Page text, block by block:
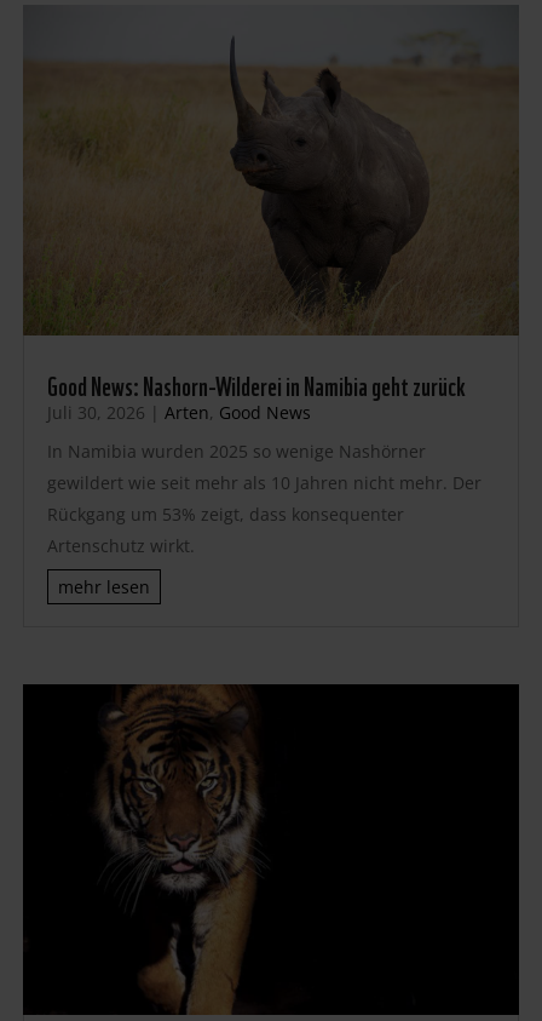
Good News: Nashorn-Wilderei in Namibia geht zurück
Juli 30, 2026 | Arten, Good News
In Namibia wurden 2025 so wenige Nashörner
gewildert wie seit mehr als 10 Jahren nicht mehr. Der
Rückgang um 53% zeigt, dass konsequenter
Artenschutz wirkt.
mehr lesen